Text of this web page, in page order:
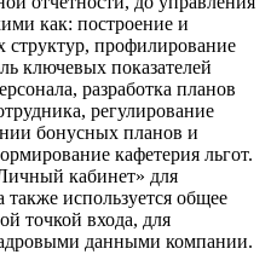
как: построение и
структур, профилирование
ключевых показателей
разработка планов
регулирование
бонусных планов и
кафетерия льгот.
кабинет» для
также используется общее
точкой входа, для
данными компании.